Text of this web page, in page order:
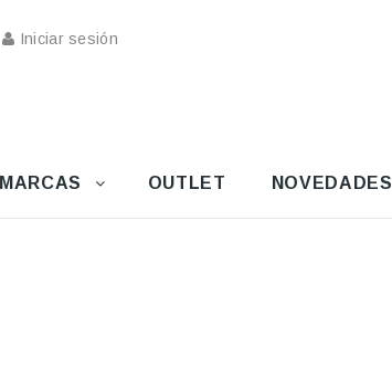
Iniciar sesión
MARCAS OUTLET NOVEDADES